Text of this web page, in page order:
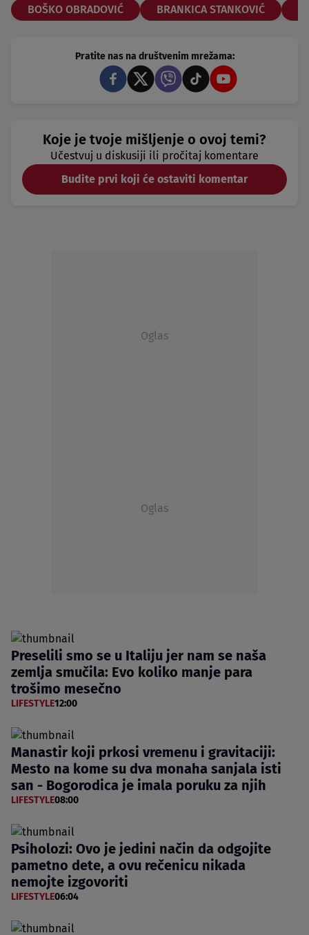
BOŠKO OBRADOVIĆ BRANKICA STANKOVIĆ
Pratite nas na društvenim mrežama:
Koje je tvoje mišljenje o ovoj temi?
Učestvuj u diskusiji ili pročitaj komentare
Budite prvi koji će ostaviti komentar
Oglas
Oglas
Preselili smo se u Italiju jer nam se naša
zemlja smučila: Evo koliko manje para
trošimo mesečno
LIFESTYLE12:00
Manastir koji prkosi vremenu i gravitaciji:
Mesto na kome su dva monaha sanjala isti
san - Bogorodica je imala poruku za njih
LIFESTYLE08:00
Psiholozi: Ovo je jedini način da odgojite
pametno dete, a ovu rečenicu nikada
nemojte izgovoriti
LIFESTYLE06:04